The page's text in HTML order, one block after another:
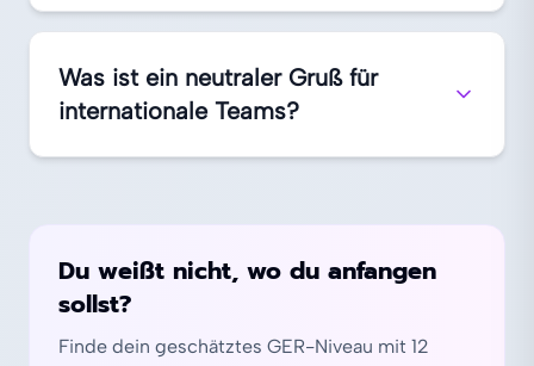
Was ist ein neutraler Gruß für
internationale Teams?
Du weißt nicht, wo du anfangen
sollst?
Finde dein geschätztes GER-Niveau mit 12